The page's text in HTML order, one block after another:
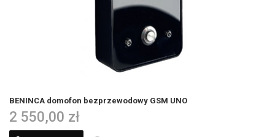
BENINCA domofon bezprzewodowy GSM UNO
2 550,00 zł